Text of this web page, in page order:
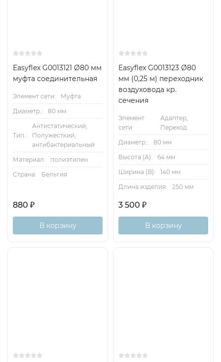
Easyflex G0013121 Ø80 мм
муфта соединительная
Элемент сети:
Муфта
Диаметр.:
80 мм
Тип.:
Антистатический,
Полужесткий,
антибактериальный
Материал:
полиэтилен
Страна:
Бельгия
880 ₽
В корзину
Easyflex G0013123 Ø80
мм (0,25 м) переходник
воздуховода кр.
сечения
Элемент
сети:
Адаптер,
Переход
Диаметр.:
80 мм
Высота (А):
64 мм
Ширина (B):
140 мм
Длина изделия:
250 мм
3 500 ₽
В корзину